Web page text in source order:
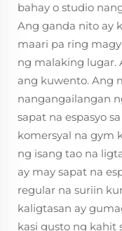
bahay o studio
Ang ganda nito ay
maari pa ring
ng malaking lugar.
ang kuwento. Ang
nangangailangan
sapat na espasyo
komersyal na gym
ng isang tao na
ay may sapat na
regular na suriin
kaligtasan ay
kasi gusto ng kahit